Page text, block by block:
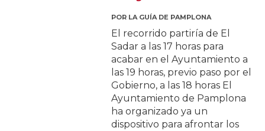
POR LA GUÍA DE PAMPLONA
El recorrido partiría de El
Sadar a las 17 horas para
acabar en el Ayuntamiento a
las 19 horas, previo paso por el
Gobierno, a las 18 horas El
Ayuntamiento de Pamplona
ha organizado ya un
dispositivo para afrontar los